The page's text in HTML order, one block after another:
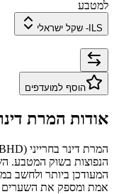
למטבע
ILS
- שקל ישראלי
הוסף למועדפים
אודות המרת
המרת דינר בחרייני (
הנפוצות בשוק המטבע.
המעודכן ביותר ולחשב
אמת ומספק את השערים